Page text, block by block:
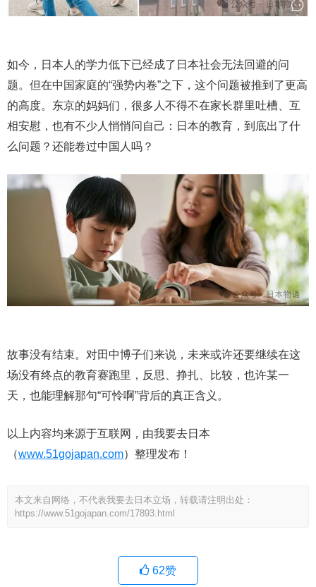
如今，日本人的学力低下已经成了日本社会无法回避的问
题。但在中国家庭的“强势内卷”之下，这个问题被推到了更高
的高度。东京的妈妈们，很多人不得不在家长群里吐槽、互
相安慰，也有不少人悄悄问自己：日本的教育，到底出了什
么问题？还能卷过中国人吗？
故事没有结束。对田中博子们来说，未来或许还要继续在这
场没有终点的教育赛跑里，反思、挣扎、比较，也许某一
天，也能理解那句“可怜啊”背后的真正含义。
以上内容均来源于互联网，由我要去日本
（www.51gojapan.com）整理发布！
本文来自网络，不代表我要去日本立场，转载请注明出处：
https://www.51gojapan.com/17893.html
62赞